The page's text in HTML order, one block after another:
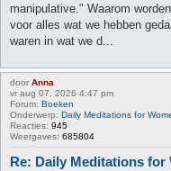
manipulative." Waarom
voor alles wat we hebben
waren in wat we d...
door Anna
vr aug 07, 2026 4:47 pm
Forum: Boeken
Onderwerp: Daily Meditations for
Reacties: 945
Weergaves: 685804
Re: Daily Meditations for